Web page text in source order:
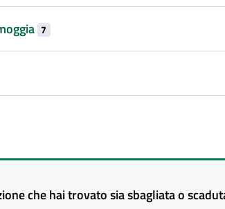
7
che hai trovato sia sbagliata o